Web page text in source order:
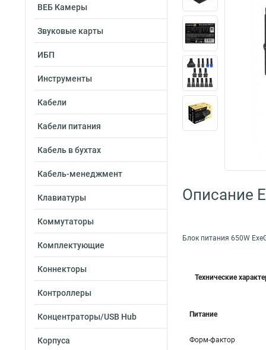
ВЕБ Камеры
Звуковые карты
ИБП
Инструменты
Кабели
Кабели питания
Кабель в бухтах
Кабель-менеджмент
Клавиатуры
Коммутаторы
Комплектующие
Коннекторы
Контроллеры
Концентраторы/USB Hub
Корпуса
Описание
Блок питания 650W
Технические
Питание
Форм-фактор